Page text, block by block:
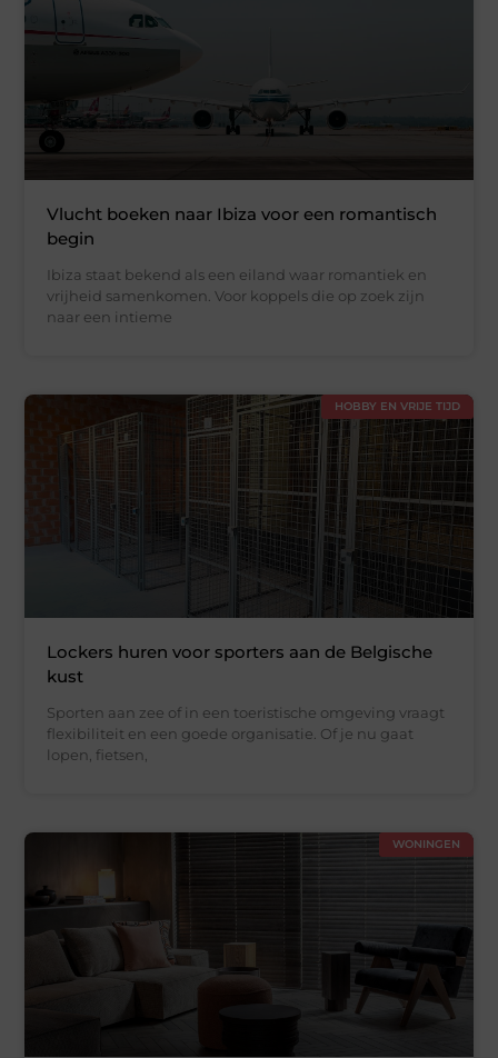
Vlucht boeken naar Ibiza voor een romantisch
begin
Ibiza staat bekend als een eiland waar romantiek en
vrijheid samenkomen. Voor koppels die op zoek zijn
naar een intieme
HOBBY EN VRIJE TIJD
Lockers huren voor sporters aan de Belgische
kust
Sporten aan zee of in een toeristische omgeving vraagt
flexibiliteit en een goede organisatie. Of je nu gaat
lopen, fietsen,
WONINGEN